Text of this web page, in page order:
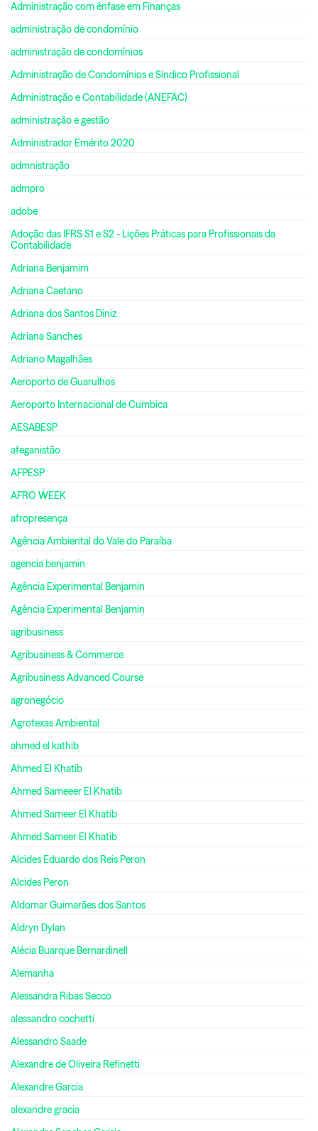
Administração com ênfase em Finanças
administração de condomínio
administração de condomínios
Administração de Condomínios e Síndico Profissional
Administração e Contabilidade (ANEFAC)
administração e gestão
Administrador Emérito 2020
admnistração
admpro
adobe
Adoção das IFRS S1 e S2 - Lições Práticas para Profissionais da
Contabilidade
Adriana Benjamim
Adriana Caetano
Adriana dos Santos Diniz
Adriana Sanches
Adriano Magalhães
Aeroporto de Guarulhos
Aeroporto Internacional de Cumbica
AESABESP
afeganistão
AFPESP
AFRO WEEK
afropresença
Agência Ambiental do Vale do Paraíba
agencia benjamin
Agência Experimental Benjamin
Agência Experimental Benjamin
agribusiness
Agribusiness & Commerce
Agribusiness Advanced Course
agronegócio
Agrotexas Ambiental
ahmed el kathib
Ahmed El Khatib
Ahmed Sameeer El Khatib
Ahmed Sameer El Khatib
Ahmed Sameer El Khatib
Alcides Eduardo dos Reis Peron
Alcides Peron
Aldomar Guimarães dos Santos
Aldryn Dylan
Alécia Buarque Bernardinell
Alemanha
Alessandra Ribas Secco
alessandro cochetti
Alessandro Saade
Alexandre de Oliveira Refinetti
Alexandre Garcia
alexandre gracia